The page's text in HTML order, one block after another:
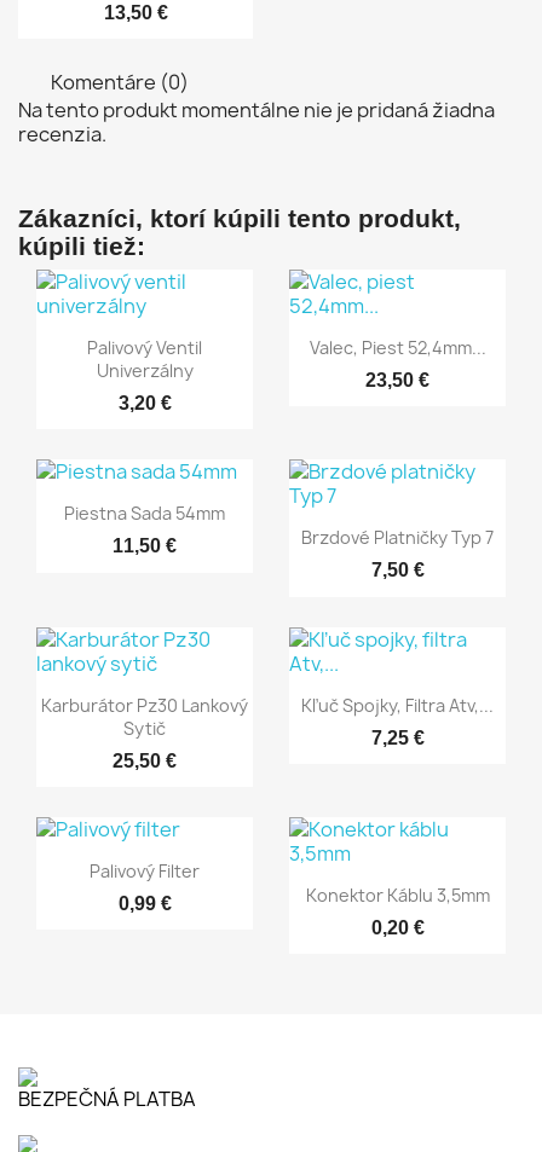
13,50 €
Komentáre (0)
Na tento produkt momentálne nie je pridaná žiadna
recenzia.
Zákazníci, ktorí kúpili tento produkt,
kúpili tiež:
Rýchly náhľad
Palivový Ventil
Univerzálny
3,20 €
Rýchly náhľad
Valec, Piest 52,4mm...
23,50 €
Rýchly náhľad
Piestna Sada 54mm
11,50 € Rýchly náhľad
Brzdové Platničky Typ 7
7,50 €
Rýchly náhľad
Karburátor Pz30 Lankový
Sytič
25,50 €
Rýchly náhľad
Kľuč Spojky, Filtra Atv,...
7,25 €
Rýchly náhľad
Palivový Filter
0,99 € Rýchly náhľad
Konektor Káblu 3,5mm
0,20 €
BEZPEČNÁ PLATBA